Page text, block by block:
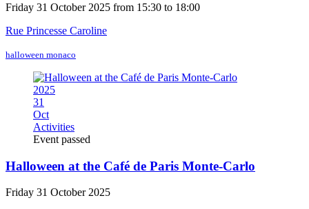
Friday 31 October 2025 from 15:30 to 18:00
Rue Princesse Caroline
halloween monaco
2025
31
Oct
Activities
Event passed
Halloween at the Café de Paris Monte-Carlo
Friday 31 October 2025